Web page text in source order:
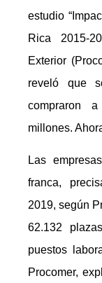
estudio
Rica 2015-
Exterior
reveló que
compraron
millones.
Las
franca,
2019, según
62.132
puestos
Procomer,